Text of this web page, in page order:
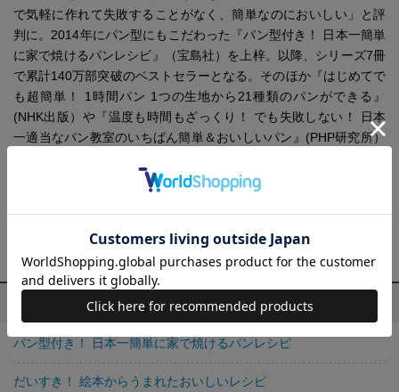
で気軽に作れて失敗することがなく、簡単なのにおいしい」と評
判に。2014年にパン型にもこだわった『パン型付き！ 日本一簡単
に家で焼けるパンレシビ』（宝島社）を上梓。以降、シリーズ7冊
で累計140万部突破のベストセラーとなる。そのほか『はじめてで
も超簡単！ 1時間パン 1つの生地から21種類のパンができる』
(NHK出版）や『温度も時間もざっくり！ でも失敗しない！ 日本
一適当なパン教室のいちばん簡単＆おいしいパン』(PHP研究所）
を適じて、ちぎリパンを中心とした初心者向けの簡単パンレシピ
YouTubeチャンネル「日本一適当なパン教室」
Instagram :@backeakiko
Backe 晶子の他の作品
パン型付き！ 日本一簡単に家で焼けるパンレシピ
だいすき！ 絵本からうまれたおいしいレシピ